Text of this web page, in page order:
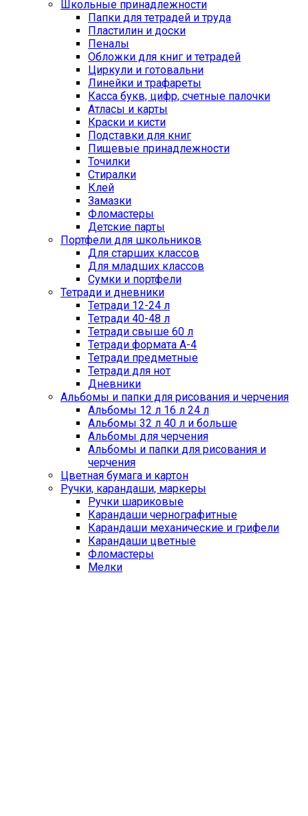
Школьные принадлежности
Папки для тетрадей и труда
Пластилин и доски
Пеналы
Обложки для книг и тетрадей
Циркули и готовальни
Линейки и трафареты
Касса букв, цифр, счетные палочки
Атласы и карты
Краски и кисти
Подставки для книг
Пищевые принадлежности
Точилки
Стиралки
Клей
Замазки
Фломастеры
Детские парты
Портфели для школьников
Для старших классов
Для младших классов
Сумки и портфели
Тетради и дневники
Тетради 12-24 л
Тетради 40-48 л
Тетради свыше 60 л
Тетради формата А-4
Тетради предметные
Тетради для нот
Дневники
Альбомы и папки для рисования и черчения
Альбомы 12 л 16 л 24 л
Альбомы 32 л 40 л и больше
Альбомы для черчения
Альбомы и папки для рисования и
черчения
Цветная бумага и картон
Ручки, карандаши, маркеры
Ручки шариковые
Карандаши чернографитные
Карандаши механические и грифели
Карандаши цветные
Фломастеры
Мелки